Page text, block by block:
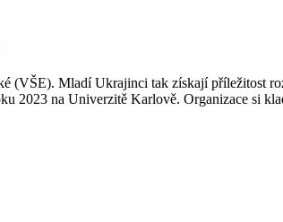
(VŠE). Mladí Ukrajinci tak získají příležitost
2023 na Univerzitě Karlově. Organizace si